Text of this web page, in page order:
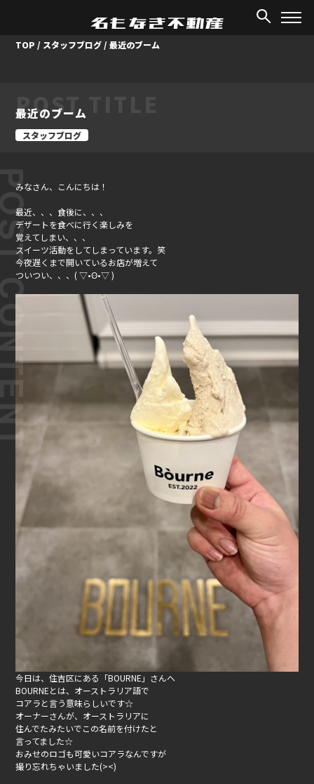
TOP / スタッフブログ /最近のブーム
POST TITLE
最近のブーム
スタッフブログ
みなさん、こんにちは！
最近、、、食後に、、、
デザートを食べに行く楽しみを
覚えてしまい、、、
スイーツ活動をしてしまっています。笑
今夜遅くまで開いているお店が増えて
ついつい、、、‪( ▽•Ꙫ•▽ )‬
今日は、住吉区にある「BOURNE」さんへ
BOURNEとは、オーストラリア語で
コアラと言う意味らしいです☆
オーナーさんが、オーストラリアに
住んでたみたいでこの名前を付けたと
言ってました☆
おみせのロゴも可愛いコアラなんですが
撮り忘れちゃいました(><)